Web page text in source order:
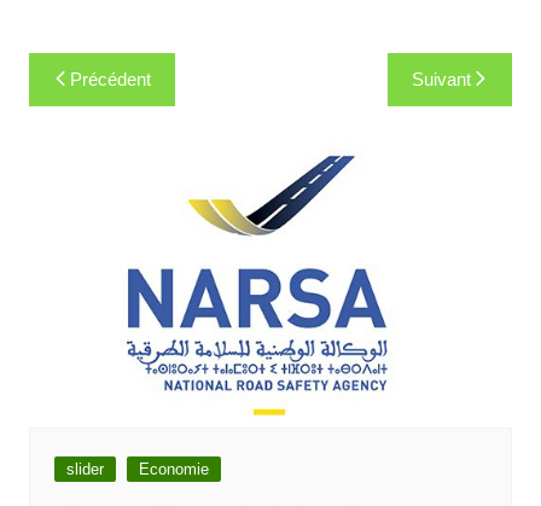
Navigation
de
Précédent Suivant
slider Economie